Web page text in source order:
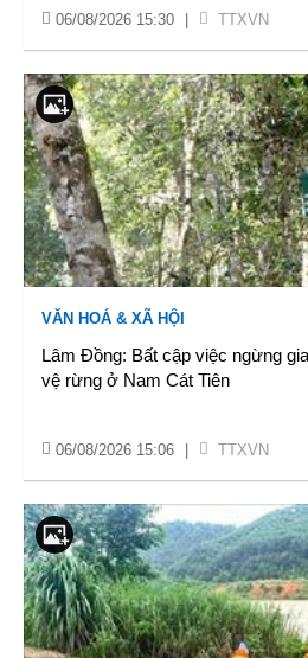
06/08/2026 15:30 TTXVN
VĂN HOÁ & XÃ HỘI
Lâm Đồng: Bất cập việc ngừng
vệ rừng ở Nam Cát Tiên
06/08/2026 15:06 TTXVN